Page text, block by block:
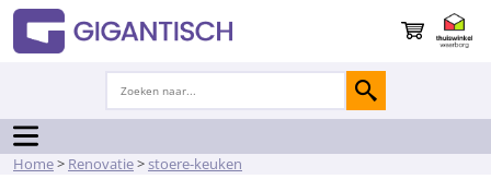
Home> Renovatie>stoere-keuken